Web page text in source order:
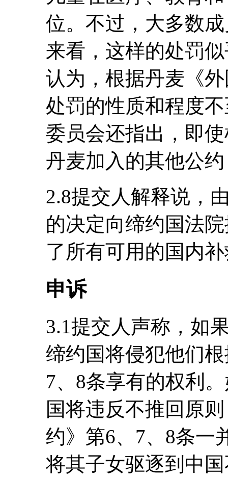
位。不过，大多数
来看，这样的处罚
认为，根据丹麦《
处罚的性质和程度
委员会还指出，即
丹麦加入的其他公
2.8提交人解释说，
的决定向缔约国法
了所有可用的国内
申诉
3.1提交人声称，如
缔约国将侵犯他们
7、8条享有的权利
国将违反不推回原
约》第6、7、8条一
将其子女驱逐到中